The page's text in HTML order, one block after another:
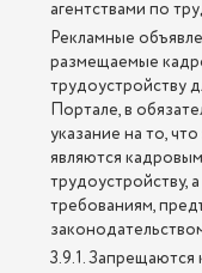
агентствами по
Рекламные
размещаемые
трудоустройству
Портале, в
указание на то,
являются
трудоустройству,
требованиям,
3.9.1.